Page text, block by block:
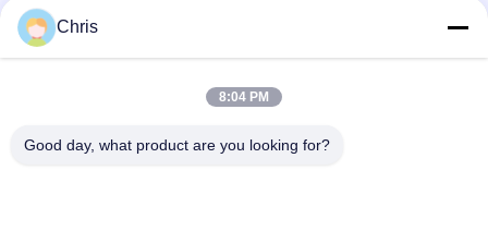
Catégories populaires
Réparation de module
Chris
8:04 PM
Good day, what product are you looking for?